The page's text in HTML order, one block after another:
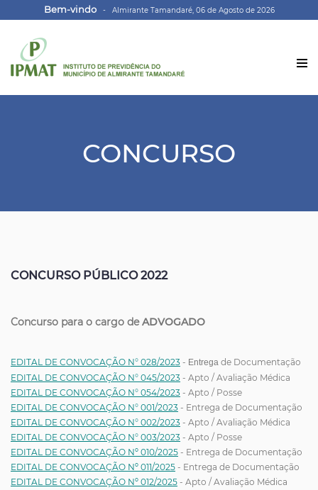
Bem-vindo- Almirante Tamandaré, 06 de Agosto de 2026
CONCURSO
CONCURSO PÚBLICO 2022
Concurso para o cargo deADVOGADO
EDITAL DE CONVOCAÇÃO N° 028/2023 - Entrega de Documentação
EDITAL DE CONVOCAÇÃO N° 045/2023 - Apto / Avaliação Médica
EDITAL DE CONVOCAÇÃO N° 054/2023 - Apto / Posse
EDITAL DE CONVOCAÇÃO N° 001/2023 - Entrega de Documentação
EDITAL DE CONVOCAÇÃO N° 002/2023 - Apto / Avaliação Médica
EDITAL DE CONVOCAÇÃO N° 003/2023 - Apto / Posse
EDITAL DE CONVOCAÇÃO Nº 010/2025 - Entrega de Documentação
EDITAL DE CONVOCAÇÃO Nº 011/2025 - Entrega de Documentação
EDITAL DE CONVOCAÇÃO Nº 012/2025 - Apto / Avaliação Médica